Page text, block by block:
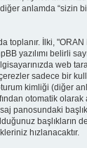
anlamda “sizin
toplanır. İlki,
yazılımı belirli
web
sadece bir
kimliği (diğer
otomatik
panosundaki
başlıkların
hızlanacaktır.